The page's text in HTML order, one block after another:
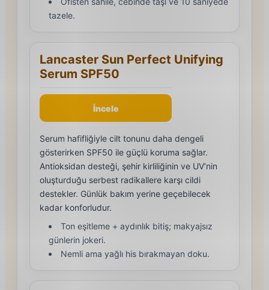
tazele.
Lancaster Sun Perfect Unifying
Serum SPF50
İncele
Serum hafifliğiyle cilt tonunu daha dengeli
gösterirken SPF50 ile güçlü koruma sağlar.
Antioksidan desteği, şehir kirliliğinin ve UV’nin
oluşturduğu serbest radikallere karşı cildi
destekler. Günlük bakım yerine geçebilecek
kadar konforludur.
Ton eşitleme + aydınlık bitiş; makyajsız
günlerin jokeri.
Nemli ama yağlı his bırakmayan doku.